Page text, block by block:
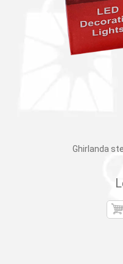
Ghirlanda